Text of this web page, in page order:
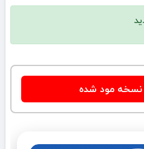
نسخه مود شده